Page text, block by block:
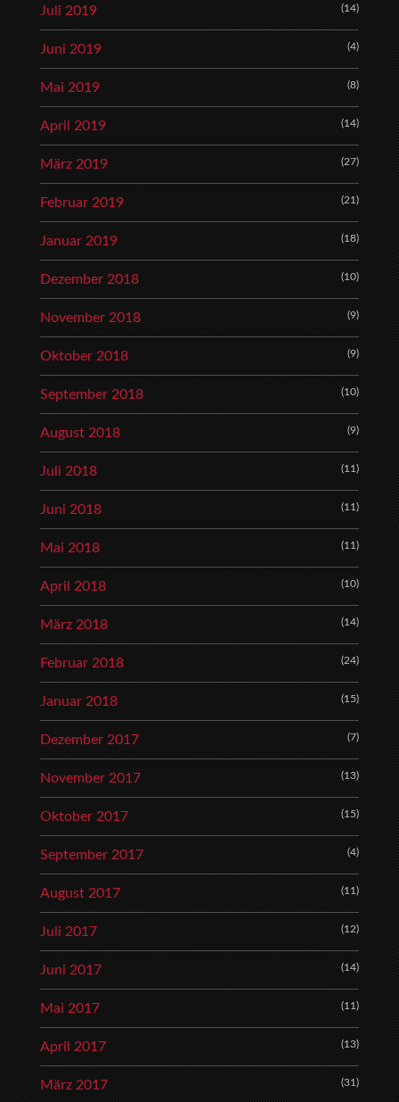
Juli 2019 (14)
Juni 2019 (4)
Mai 2019 (8)
April 2019 (14)
März 2019 (27)
Februar 2019 (21)
Januar 2019 (18)
Dezember 2018 (10)
November 2018 (9)
Oktober 2018 (9)
September 2018 (10)
August 2018 (9)
Juli 2018 (11)
Juni 2018 (11)
Mai 2018 (11)
April 2018 (10)
März 2018 (14)
Februar 2018 (24)
Januar 2018 (15)
Dezember 2017 (7)
November 2017 (13)
Oktober 2017 (15)
September 2017 (4)
August 2017 (11)
Juli 2017 (12)
Juni 2017 (14)
Mai 2017 (11)
April 2017 (13)
März 2017 (31)